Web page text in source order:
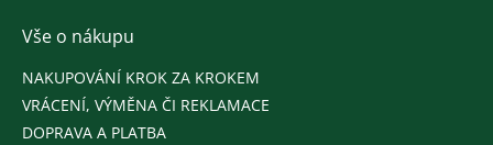
Vše o nákupu
NAKUPOVÁNÍ KROK ZA KROKEM
VRÁCENÍ, VÝMĚNA ČI REKLAMACE
DOPRAVA A PLATBA